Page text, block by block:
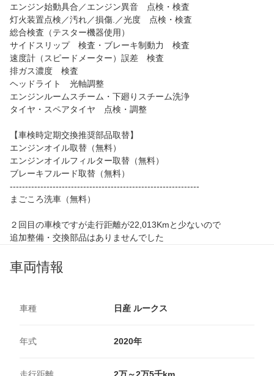
エンジン始動具合／エンジン異音 点検・検査
灯火装置点検／汚れ／損傷.／光度 点検・検査
総合検査（テスター機器使用）
サイドスリップ 検査・ブレーキ制動力 検査
速度計（スピードメーター）誤差 検査
排ガス濃度 検査
ヘッドライト 光軸調整
エンジンルームスチーム・下廻りスチーム洗浄
タイヤ・スペアタイヤ 点検・調整
【車検時定期交換推奨部品取替】
エンジンオイル取替（無料）
エンジンオイルフィルター取替（無料）
ブレーキフルード取替（無料）
--------------------------------------------------------------
まごころ洗車（無料）
２回目の車検ですが走行距離が22,013Kmと少ないので
追加整備・交換部品はありませんでした
車両情報
車種 日産 ルークス
年式 2020年